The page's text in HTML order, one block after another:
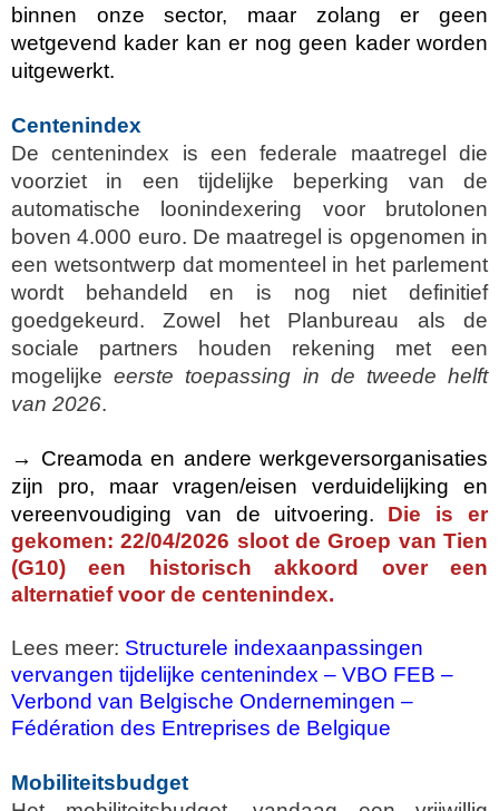
binnen onze sector, maar zolang er geen
wetgevend kader kan er nog geen kader worden
uitgewerkt.
Centenindex
De centenindex is een federale maatregel die
voorziet in een tijdelijke beperking van de
automatische loonindexering voor brutolonen
boven 4.000 euro. De maatregel is opgenomen in
een wetsontwerp dat momenteel in het parlement
wordt behandeld en is nog niet definitief
goedgekeurd. Zowel het Planbureau als de
sociale partners houden rekening met een
mogelijkeeerste toepassing in de tweede helft
van 2026.
→ Creamoda en andere werkgeversorganisaties
zijn pro, maar vragen/eisen verduidelijking en
vereenvoudiging van de uitvoering. Die is er
gekomen: 22/04/2026 sloot de Groep van Tien
(G10) een historisch akkoord over een
alternatief voor de centenindex.
Lees meer: Structurele indexaanpassingen
vervangen tijdelijke centenindex – VBO FEB –
Verbond van Belgische Ondernemingen –
Fédération des Entreprises de Belgique
Mobiliteitsbudget